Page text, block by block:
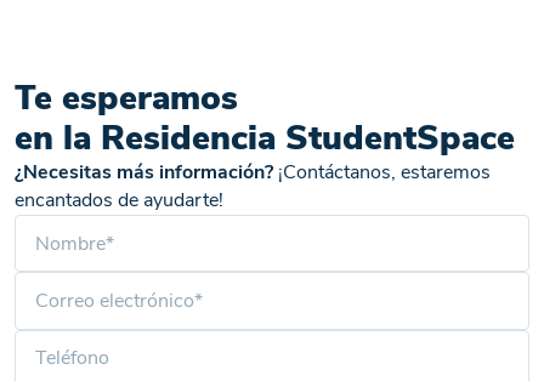
Te esperamos
en la Residencia StudentSpace
¿Necesitas más información? ¡Contáctanos, estaremos
encantados de ayudarte!